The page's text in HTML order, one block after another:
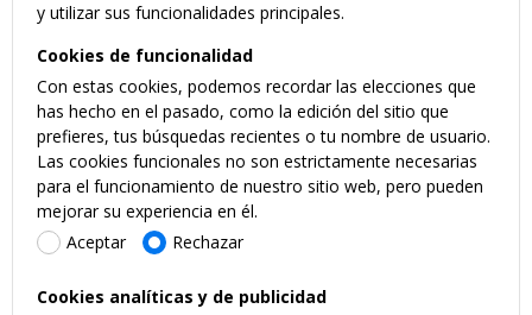
y utilizar sus funcionalidades principales.
Cookies de funcionalidad
Con estas cookies, podemos recordar las elecciones que
has hecho en el pasado, como la edición del sitio que
prefieres, tus búsquedas recientes o tu nombre de usuario.
Las cookies funcionales no son estrictamente necesarias
para el funcionamiento de nuestro sitio web, pero pueden
mejorar su experiencia en él.
Aceptar
Rechazar
Cookies analíticas y de publicidad